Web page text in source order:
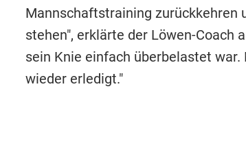
Mannschaftstraining zurückkehren
stehen", erklärte der Löwen-Coach
sein Knie einfach überbelastet
wieder erledigt."